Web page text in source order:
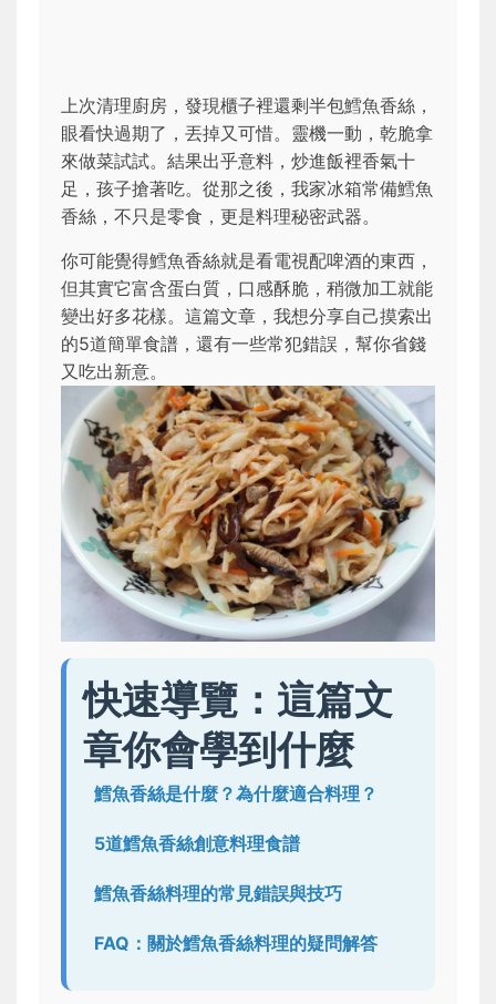
上次清理廚房，發現櫃子裡還剩半包鱈魚香絲，
眼看快過期了，丟掉又可惜。靈機一動，乾脆拿
來做菜試試。結果出乎意料，炒進飯裡香氣十
足，孩子搶著吃。從那之後，我家冰箱常備鱈魚
香絲，不只是零食，更是料理秘密武器。
你可能覺得鱈魚香絲就是看電視配啤酒的東西，
但其實它富含蛋白質，口感酥脆，稍微加工就能
變出好多花樣。這篇文章，我想分享自己摸索出
的5道簡單食譜，還有一些常犯錯誤，幫你省錢
又吃出新意。
快速導覽：這篇文
章你會學到什麼
鱈魚香絲是什麼？為什麼適合料理？
5道鱈魚香絲創意料理食譜
鱈魚香絲料理的常見錯誤與技巧
FAQ：關於鱈魚香絲料理的疑問解答